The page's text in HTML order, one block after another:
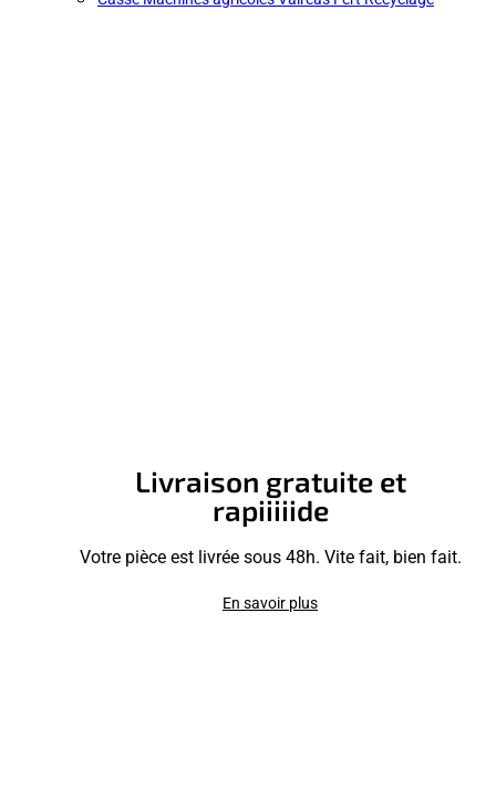
Livraison gratuite et
rapiiiiide
Votre pièce est livrée sous 48h. Vite fait, bien fait.
En savoir plus